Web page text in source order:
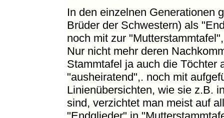
In den einzelnen Generationen
Brüder der Schwestern) als
noch mit zur
Nur nicht mehr deren
Stammtafel ja auch die Töchter
"ausheiratend",. noch mit
Linienübersichten, wie sie z.B.
sind, verzichtet man meist auf